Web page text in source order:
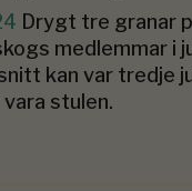
Drygt tre granar
medlemmar i
kan var tredje
stulen.